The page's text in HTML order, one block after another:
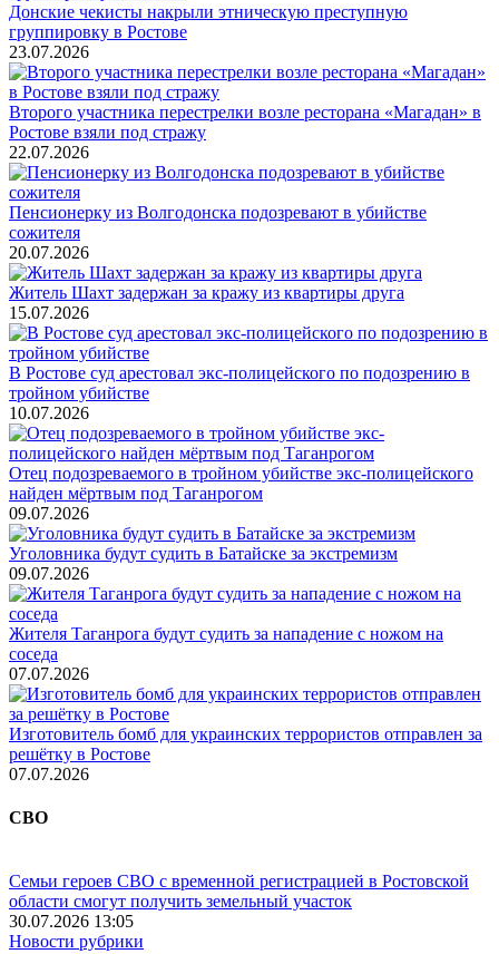
Донские чекисты накрыли этническую преступную
группировку в Ростове
23.07.2026
Второго участника перестрелки возле ресторана «Магадан» в
Ростове взяли под стражу
22.07.2026
Пенсионерку из Волгодонска подозревают в убийстве
сожителя
20.07.2026
Житель Шахт задержан за кражу из квартиры друга
15.07.2026
В Ростове суд арестовал экс-полицейского по подозрению в
тройном убийстве
10.07.2026
Отец подозреваемого в тройном убийстве экс-полицейского
найден мёртвым под Таганрогом
09.07.2026
Уголовника будут судить в Батайске за экстремизм
09.07.2026
Жителя Таганрога будут судить за нападение с ножом на
соседа
07.07.2026
Изготовитель бомб для украинских террористов отправлен за
решётку в Ростове
07.07.2026
СВО
Семьи героев СВО с временной регистрацией в Ростовской
области смогут получить земельный участок
30.07.2026 13:05
Новости рубрики